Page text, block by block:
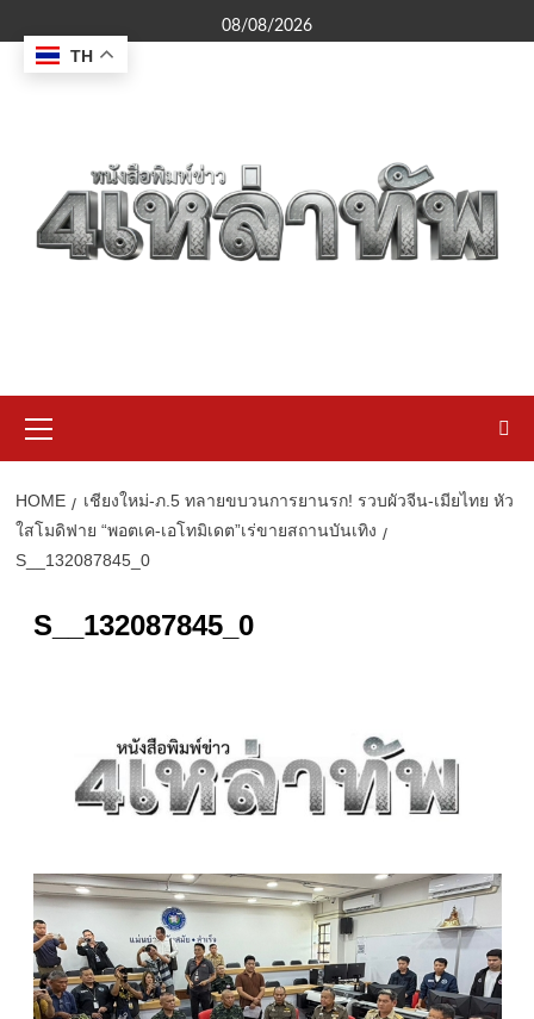
to
content
08/08/2026
Menu
HOME
เชียงใหม่-ภ.5 ทลายขบวนการยานรก! รวบผัวจีน-เมียไทย หัว
ใสโมดิฟาย “พอตเค-เอโทมิเดต”เร่ขายสถานบันเทิง
S__132087845_0
S__132087845_0
TH